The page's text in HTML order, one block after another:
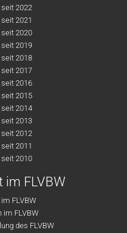
2022
2021
2020
2019
2018
2017
2016
2015
2014
2013
2012
2011
2010
im FLVBW
FLVBW
im FLVBW
des FLVBW